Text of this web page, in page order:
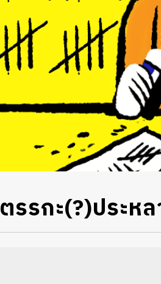
ตรรกะ(?)ประห